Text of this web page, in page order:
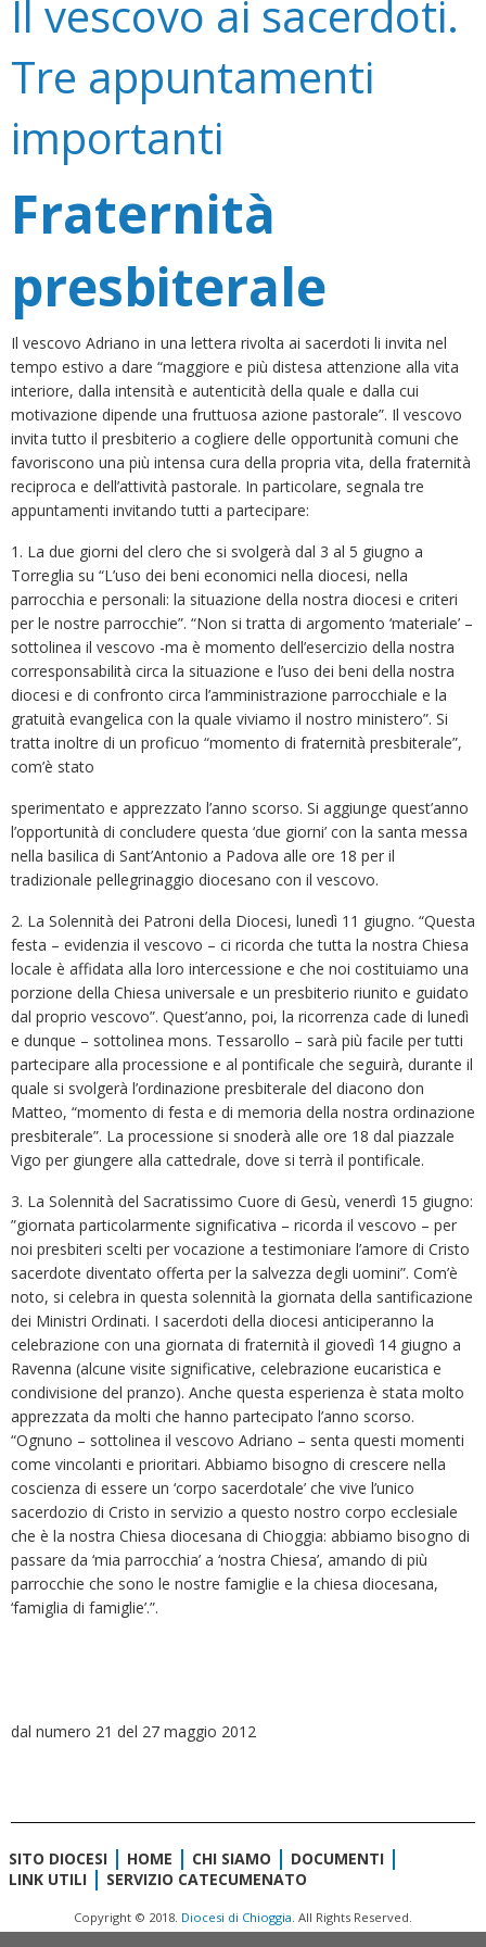
Il vescovo ai sacerdoti.
Tre appuntamenti
importanti
Fraternità
presbiterale
Il vescovo Adriano in una lettera rivolta ai sacerdoti li invita nel
tempo estivo a dare “maggiore e più distesa attenzione alla vita
interiore, dalla intensità e autenticità della quale e dalla cui
motivazione dipende una fruttuosa azione pastorale”. Il vescovo
invita tutto il presbiterio a cogliere delle opportunità comuni che
favoriscono una più intensa cura della propria vita, della fraternità
reciproca e dell’attività pastorale. In particolare, segnala tre
appuntamenti invitando tutti a partecipare:
1. La due giorni del clero che si svolgerà dal 3 al 5 giugno a
Torreglia su “L’uso dei beni economici nella diocesi, nella
parrocchia e personali: la situazione della nostra diocesi e criteri
per le nostre parrocchie”. “Non si tratta di argomento ‘materiale’ –
sottolinea il vescovo -ma è momento dell’esercizio della nostra
corresponsabilità circa la situazione e l’uso dei beni della nostra
diocesi e di confronto circa l’amministrazione parrocchiale e la
gratuità evangelica con la quale viviamo il nostro ministero”. Si
tratta inoltre di un proficuo “momento di fraternità presbiterale”,
com’è stato
sperimentato e apprezzato l’anno scorso. Si aggiunge quest’anno
l’opportunità di concludere questa ‘due giorni’ con la santa messa
nella basilica di Sant’Antonio a Padova alle ore 18 per il
tradizionale pellegrinaggio diocesano con il vescovo.
2. La Solennità dei Patroni della Diocesi, lunedì 11 giugno. “Questa
festa – evidenzia il vescovo – ci ricorda che tutta la nostra Chiesa
locale è affidata alla loro intercessione e che noi costituiamo una
porzione della Chiesa universale e un presbiterio riunito e guidato
dal proprio vescovo”. Quest’anno, poi, la ricorrenza cade di lunedì
e dunque – sottolinea mons. Tessarollo – sarà più facile per tutti
partecipare alla processione e al pontificale che seguirà, durante il
quale si svolgerà l’ordinazione presbiterale del diacono don
Matteo, “momento di festa e di memoria della nostra ordinazione
presbiterale”. La processione si snoderà alle ore 18 dal piazzale
Vigo per giungere alla cattedrale, dove si terrà il pontificale.
3. La Solennità del Sacratissimo Cuore di Gesù, venerdì 15 giugno:
”giornata particolarmente significativa – ricorda il vescovo – per
noi presbiteri scelti per vocazione a testimoniare l’amore di Cristo
sacerdote diventato offerta per la salvezza degli uomini”. Com’è
noto, si celebra in questa solennità la giornata della santificazione
dei Ministri Ordinati. I sacerdoti della diocesi anticiperanno la
celebrazione con una giornata di fraternità il giovedì 14 giugno a
Ravenna (alcune visite significative, celebrazione eucaristica e
condivisione del pranzo). Anche questa esperienza è stata molto
apprezzata da molti che hanno partecipato l’anno scorso.
“Ognuno – sottolinea il vescovo Adriano – senta questi momenti
come vincolanti e prioritari. Abbiamo bisogno di crescere nella
coscienza di essere un ‘corpo sacerdotale’ che vive l’unico
sacerdozio di Cristo in servizio a questo nostro corpo ecclesiale
che è la nostra Chiesa diocesana di Chioggia: abbiamo bisogno di
passare da ‘mia parrocchia’ a ‘nostra Chiesa’, amando di più
parrocchie che sono le nostre famiglie e la chiesa diocesana,
‘famiglia di famiglie’.”.
dal numero 21 del 27 maggio 2012
SITO DIOCESI HOME CHI SIAMO
DOCUMENTI
LINK UTILI
SERVIZIO CATECUMENATO
Copyright © 2018. Diocesi di Chioggia. All Rights Reserved.